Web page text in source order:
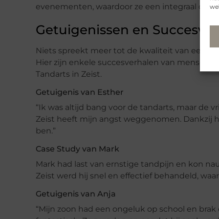
evenementen, waardoor ze een integraal
Getuigenissen en
Niets spreekt meer tot de kwaliteit van een
Hier zijn enkele succesverhalen van mensen
Tandarts in Zeist.
Getuigenis van Esther
“Ik was altijd bang voor de tandarts, maar de
Zeist heeft mijn angst weggenomen. Dankzij
ben.”
Case Study van Mark
Mark had last van ernstige tandpijn en kon
Zeist werd hij snel en effectief behandeld,
Getuigenis van Anja
“Mijn zoon had een ongeluk op school en